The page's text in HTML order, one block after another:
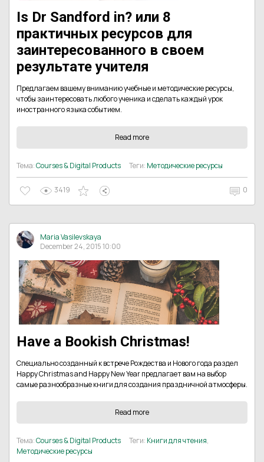
Is Dr Sandford in? или 8
практичных ресурсов для
заинтересованного в своем
результате учителя
Предлагаем вашему вниманию учебные и методические ресурсы,
чтобы заинтересовать любого ученика и сделать каждый урок
иностранного языка событием.
Read more
Тема:Courses & Digital Products Теги: Методические ресурсы
3419 0
Maria Vasilevskaya
December 24, 2015 10:00
Have a Bookish Christmas!
Специально созданный к встрече Рождества и Нового года раздел
Happy Christmas and Happy New Year предлагает вам на выбор
самые разнообразные книги для создания праздничной атмосферы.
Read more
Тема:Courses & Digital Products Теги: Книги для чтения,
Методические ресурсы